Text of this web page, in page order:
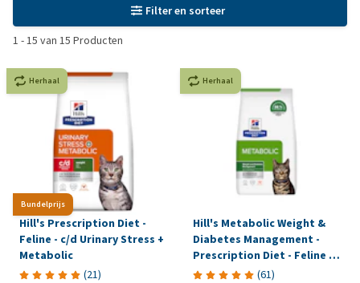
Filter en sorteer
1 -15 van 15 Producten
Bundelprijs
Herhaal
Hill's Prescription Diet -
Feline - c/d Urinary Stress +
Metabolic
(21)
Herhaal
Hill's Metabolic Weight &
Diabetes Management -
Prescription Diet - Feline -
Kip
(61)